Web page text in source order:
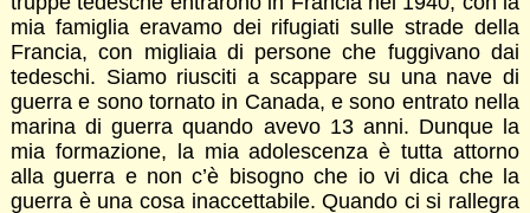
mia famiglia eravamo dei rifugiati sulle strade della
Francia, con migliaia di persone che fuggivano dai
tedeschi. Siamo riusciti a scappare su una nave di
guerra e sono tornato in Canada, e sono entrato nella
marina di guerra quando avevo 13 anni. Dunque la
mia formazione, la mia adolescenza è tutta attorno
alla guerra e non c’è bisogno che io vi dica che la
guerra è una cosa inaccettabile. Quando ci si rallegra